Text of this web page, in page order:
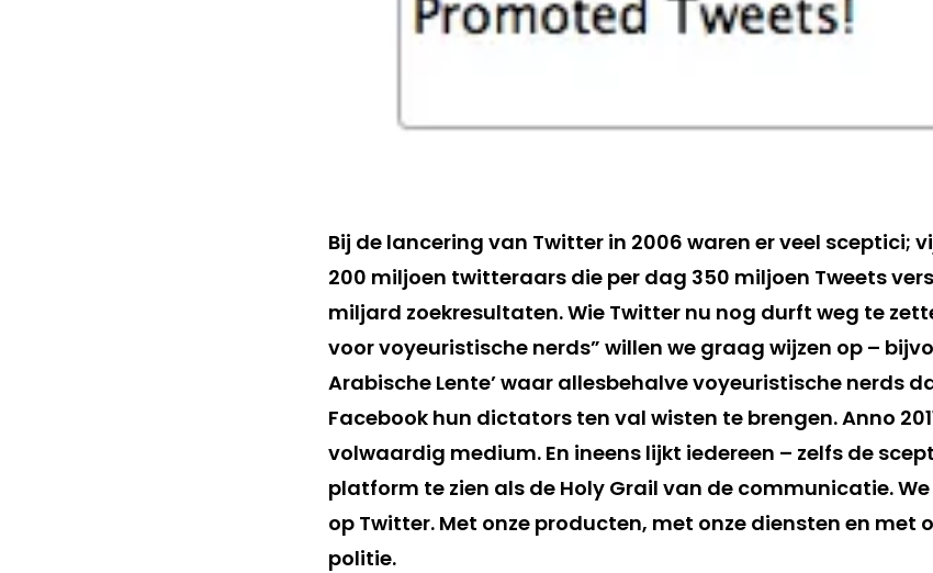
Bij de lancering van Twitter in 2006 waren er veel sceptici;
200 miljoen twitteraars die per dag 350 miljoen Tweets
miljard zoekresultaten. Wie Twitter nu nog durft weg te
voor voyeuristische nerds” willen we graag wijzen op –
Arabische Lente’ waar allesbehalve voyeuristische nerds
Facebook hun dictators ten val wisten te brengen. Anno
volwaardig medium. En ineens lijkt iedereen – zelfs de
platform te zien als de Holy Grail van de communicatie.
op Twitter. Met onze producten, met onze diensten en met
politie.